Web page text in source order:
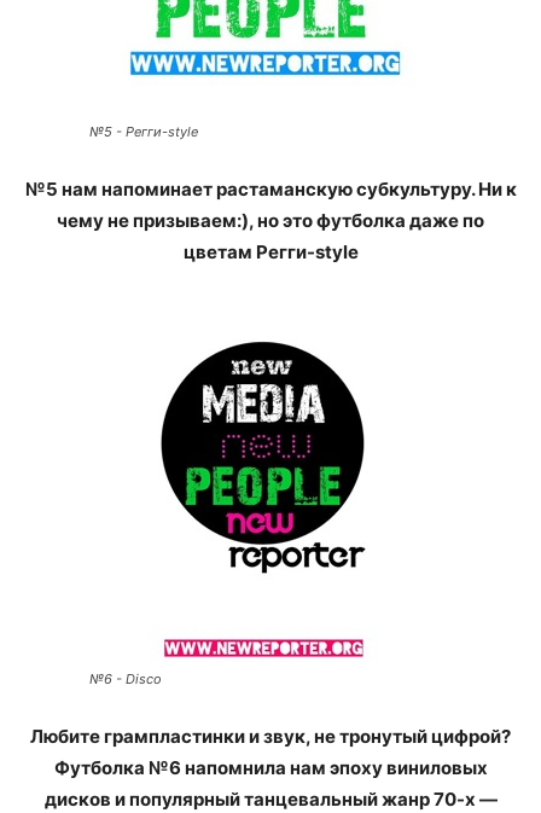
№5 - Регги-style
№5 нам напоминает растаманскую субкультуру. Ни к
чему не призываем:), но это футболка даже по
цветам Регги-style
№6 - Disco
Любите грампластинки и звук, не тронутый цифрой?
Футболка №6 напомнила нам эпоху виниловых
дисков и популярный танцевальный жанр 70-х —